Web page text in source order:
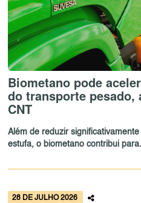
Biometano pode
do transporte pesado,
CNT
Além de reduzir
estufa, o biometano contribui
28 DE JULHO 2026